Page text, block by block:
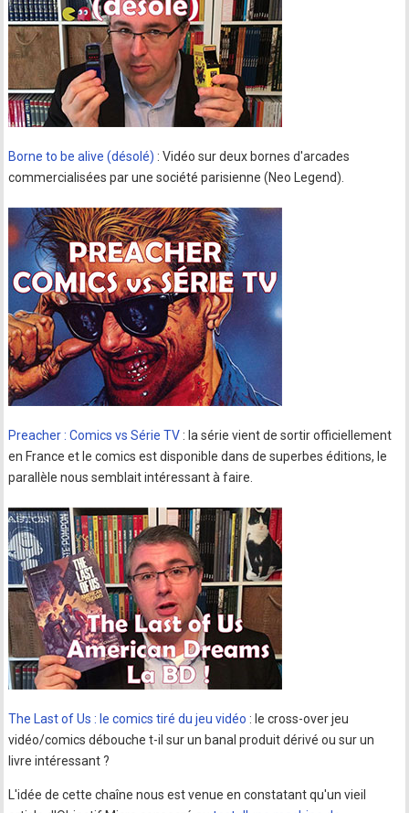
Borne to be alive (désolé) : Vidéo sur deux bornes d'arcades
commercialisées par une société parisienne (Neo Legend).
Preacher : Comics vs Série TV : la série vient de sortir officiellement
en France et le comics est disponible dans de superbes éditions, le
parallèle nous semblait intéressant à faire.
The Last of Us : le comics tiré du jeu vidéo : le cross-over jeu
vidéo/comics débouche t-il sur un banal produit dérivé ou sur un
livre intéressant ?
L'idée de cette chaîne nous est venue en constatant qu'un vieil